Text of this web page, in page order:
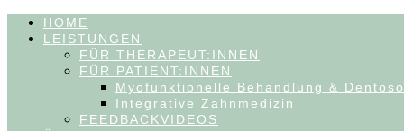
HOME
LEISTUNGEN
FÜR THERAPEUT:INNEN
FÜR PATIENT:INNEN
Myofunktionelle Behandlung &
Integrative Zahnmedizin
FEEDBACKVIDEOS